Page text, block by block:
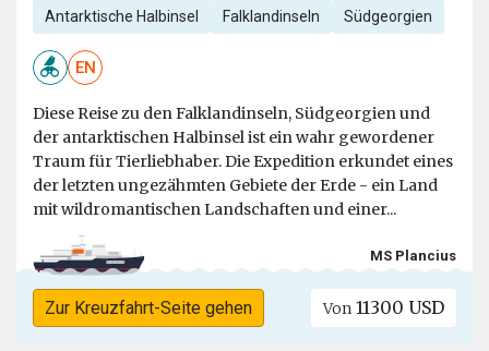
Antarktische Halbinsel Falklandinseln Südgeorgien
EN
Diese Reise zu den Falklandinseln, Südgeorgien und
der antarktischen Halbinsel ist ein wahr gewordener
Traum für Tierliebhaber. Die Expedition erkundet eines
der letzten ungezähmten Gebiete der Erde - ein Land
mit wildromantischen Landschaften und einer...
MS Plancius
Zur Kreuzfahrt-Seite gehen Von 11300 USD